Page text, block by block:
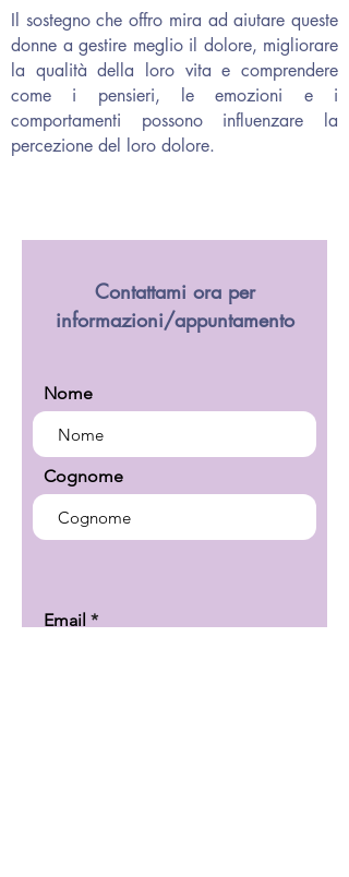
Il sostegno che offro mira ad aiutare queste
donne a gestire meglio il dolore, migliorare
la qualità della loro vita e comprendere
come i pensieri, le emozioni e i
comportamenti possono influenzare la
percezione del loro dolore.
Contattami ora per
informazioni/appuntamento
Nome
Cognome
Email